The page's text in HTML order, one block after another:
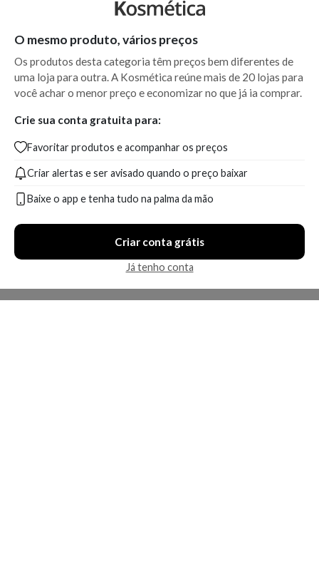
O mesmo produto, vários preços
Os produtos desta categoria têm preços bem diferentes de
uma loja para outra. A Kosmética reúne mais de 20 lojas para
você achar o menor preço e economizar no que já ia comprar.
Crie sua conta gratuita para:
Favoritar produtos e acompanhar os preços
Criar alertas e ser avisado quando o preço baixar
Baixe o app e tenha tudo na palma da mão
Criar conta grátis
Já tenho conta